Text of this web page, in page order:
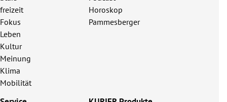
freizeit
Fokus
Leben
Kultur
Meinung
Klima
Mobilität
Horoskop
Pammesberger